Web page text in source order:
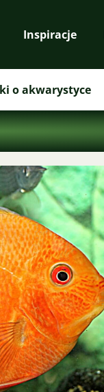
Inspiracje
o akwarystyce